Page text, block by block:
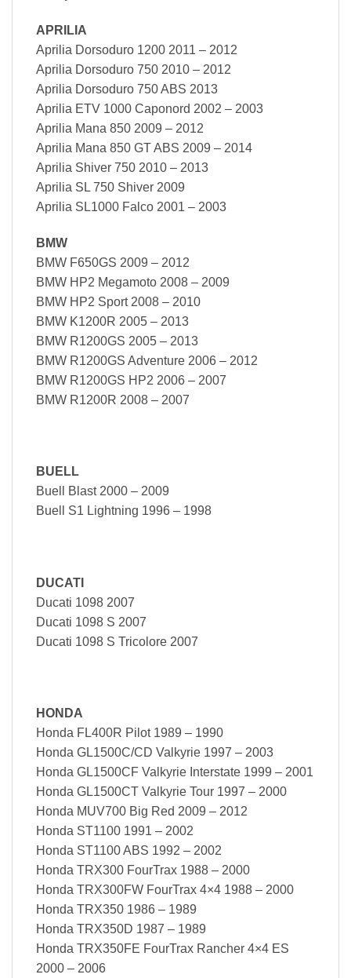
APRILIA
Aprilia Dorsoduro 1200 2011 – 2012
Aprilia Dorsoduro 750 2010 – 2012
Aprilia Dorsoduro 750 ABS 2013
Aprilia ETV 1000 Caponord 2002 – 2003
Aprilia Mana 850 2009 – 2012
Aprilia Mana 850 GT ABS 2009 – 2014
Aprilia Shiver 750 2010 – 2013
Aprilia SL 750 Shiver 2009
Aprilia SL1000 Falco 2001 – 2003
BMW
BMW F650GS 2009 – 2012
BMW HP2 Megamoto 2008 – 2009
BMW HP2 Sport 2008 – 2010
BMW K1200R 2005 – 2013
BMW R1200GS 2005 – 2013
BMW R1200GS Adventure 2006 – 2012
BMW R1200GS HP2 2006 – 2007
BMW R1200R 2008 – 2007
BUELL
Buell Blast 2000 – 2009
Buell S1 Lightning 1996 – 1998
DUCATI
Ducati 1098 2007
Ducati 1098 S 2007
Ducati 1098 S Tricolore 2007
HONDA
Honda FL400R Pilot 1989 – 1990
Honda GL1500C/CD Valkyrie 1997 – 2003
Honda GL1500CF Valkyrie Interstate 1999 – 2001
Honda GL1500CT Valkyrie Tour 1997 – 2000
Honda MUV700 Big Red 2009 – 2012
Honda ST1100 1991 – 2002
Honda ST1100 ABS 1992 – 2002
Honda TRX300 FourTrax 1988 – 2000
Honda TRX300FW FourTrax 4×4 1988 – 2000
Honda TRX350 1986 – 1989
Honda TRX350D 1987 – 1989
Honda TRX350FE FourTrax Rancher 4×4 ES
2000 – 2006